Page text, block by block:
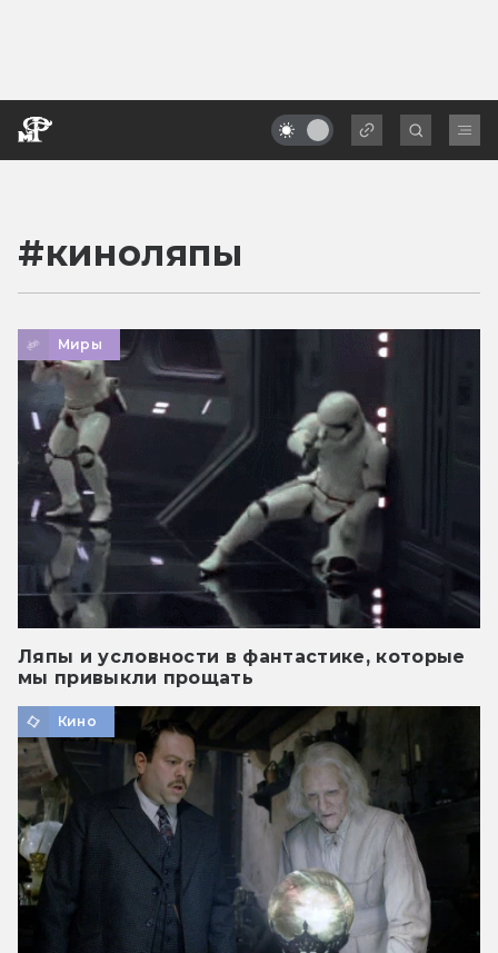
#киноляпы
Миры
Ляпы и условности в фантастике, которые
мы привыкли прощать
Кино